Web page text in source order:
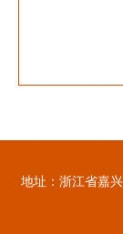
地址：浙江省嘉